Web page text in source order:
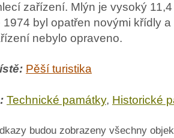
zařízení. Mlýn je vysoký
1974 byl opatřen novými křídly
nebylo opraveno.
Pěší turistika
Technické památky, Historické
budou zobrazeny všechny